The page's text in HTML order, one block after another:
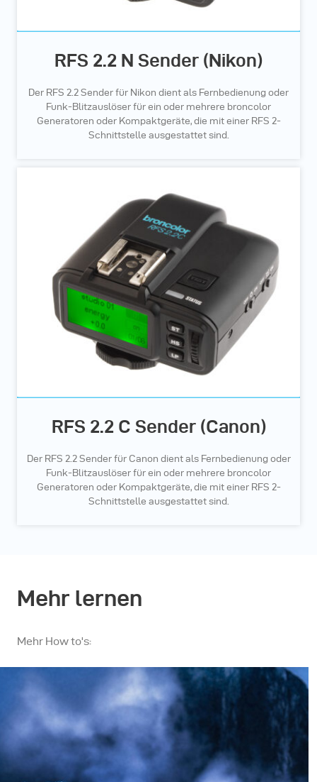
RFS 2.2 N Sender (Nikon)
Der RFS 2.2 Sender für Nikon dient als Fernbedienung oder
Funk-Blitzauslöser für ein oder mehrere broncolor
Generatoren oder Kompaktgeräte, die mit einer RFS 2-
Schnittstelle ausgestattet sind.
RFS 2.2 C Sender (Canon)
Der RFS 2.2 Sender für Canon dient als Fernbedienung oder
Funk-Blitzauslöser für ein oder mehrere broncolor
Generatoren oder Kompaktgeräte, die mit einer RFS 2-
Schnittstelle ausgestattet sind.
Mehr lernen
Mehr How to's: